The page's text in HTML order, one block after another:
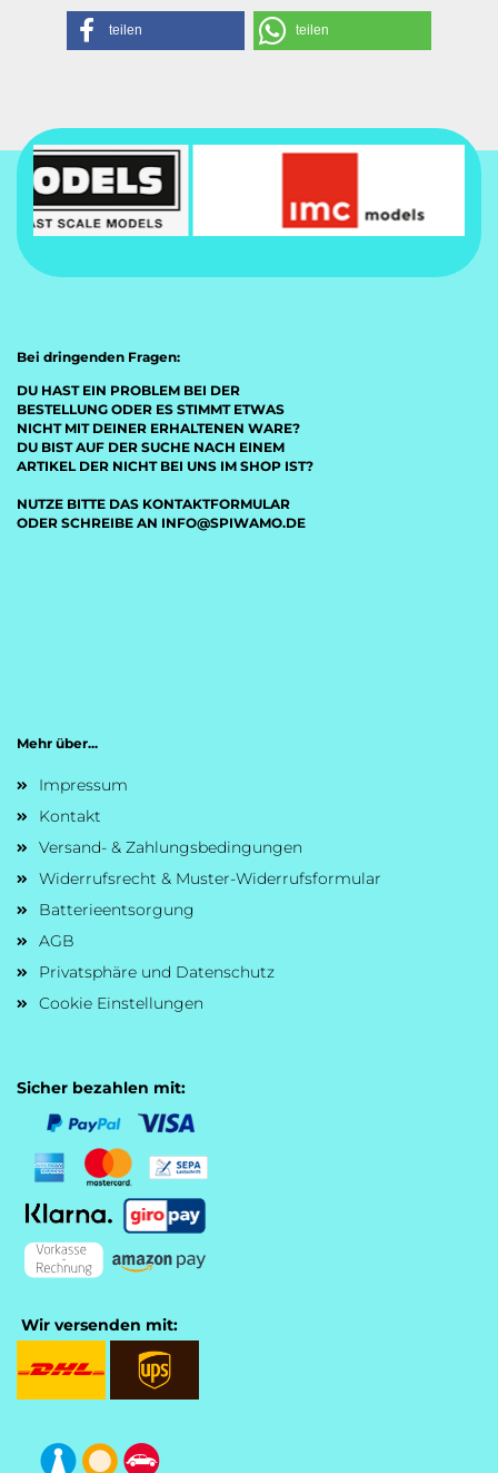
teilen teilen
Bei dringenden Fragen:
DU HAST EIN PROBLEM BEI DER
BESTELLUNG ODER ES STIMMT ETWAS
NICHT MIT DEINER ERHALTENEN WARE?
DU BIST AUF DER SUCHE NACH EINEM
ARTIKEL DER NICHT BEI UNS IM SHOP IST?
NUTZE BITTE DAS KONTAKTFORMULAR
ODER SCHREIBE AN INFO@SPIWAMO.DE
Mehr über...
Impressum
Kontakt
Versand- & Zahlungsbedingungen
Widerrufsrecht & Muster-Widerrufsformular
Batterieentsorgung
AGB
Privatsphäre und Datenschutz
Cookie Einstellungen
Sicher bezahlen mit:
Wir versenden mit: